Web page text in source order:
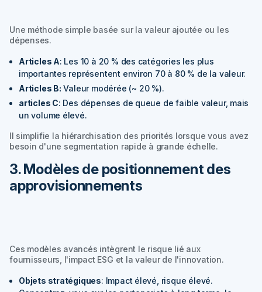
Une méthode simple basée sur la valeur ajoutée ou les
dépenses.
Articles A: Les 10 à 20 % des catégories les plus
importantes représentent environ 70 à 80 % de la valeur.
Articles B: Valeur modérée (~ 20 %).
articles C: Des dépenses de queue de faible valeur, mais
un volume élevé.
Il simplifie la hiérarchisation des priorités lorsque vous avez
besoin d'une segmentation rapide à grande échelle.
3. Modèles de positionnement des
approvisionnements
Ces modèles avancés intègrent le risque lié aux
fournisseurs, l'impact ESG et la valeur de l'innovation.
Objets stratégiques: Impact élevé, risque élevé.